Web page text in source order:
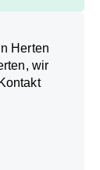
Herten
wir